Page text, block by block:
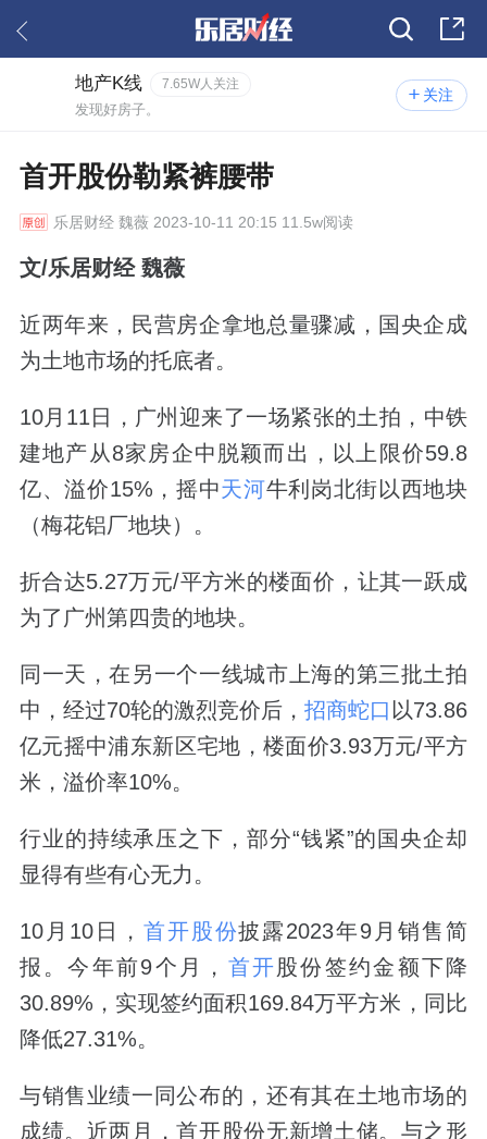
关注
地产K线 7.65W人关注
发现好房子。
首开股份勒紧裤腰带
乐居财经魏薇 2023-10-11 20:15 11.5w阅读
文/乐居财经 魏薇
近两年来，民营房企拿地总量骤减，国央企成
为土地市场的托底者。
10月11日，广州迎来了一场紧张的土拍，中铁
建地产从8家房企中脱颖而出，以上限价59.8
亿、溢价15%，摇中天河牛利岗北街以西地块
（梅花铝厂地块）。
折合达5.27万元/平方米的楼面价，让其一跃成
为了广州第四贵的地块。
同一天，在另一个一线城市上海的第三批土拍
中，经过70轮的激烈竞价后，招商蛇口 以73.86
亿元摇中浦东新区宅地，楼面价3.93万元/平方
米，溢价率10%。
行业的持续承压之下，部分“钱紧”的国央企却
显得有些有心无力。
10月10日， 首开股份披露2023年9月销售简
报。今年前9个月， 首开股份签约金额下降
30.89%，实现签约面积169.84万平方米，同比
降低27.31%。
与销售业绩一同公布的，还有其在土地市场的
成绩。近两月，首开股份无新增土储。与之形